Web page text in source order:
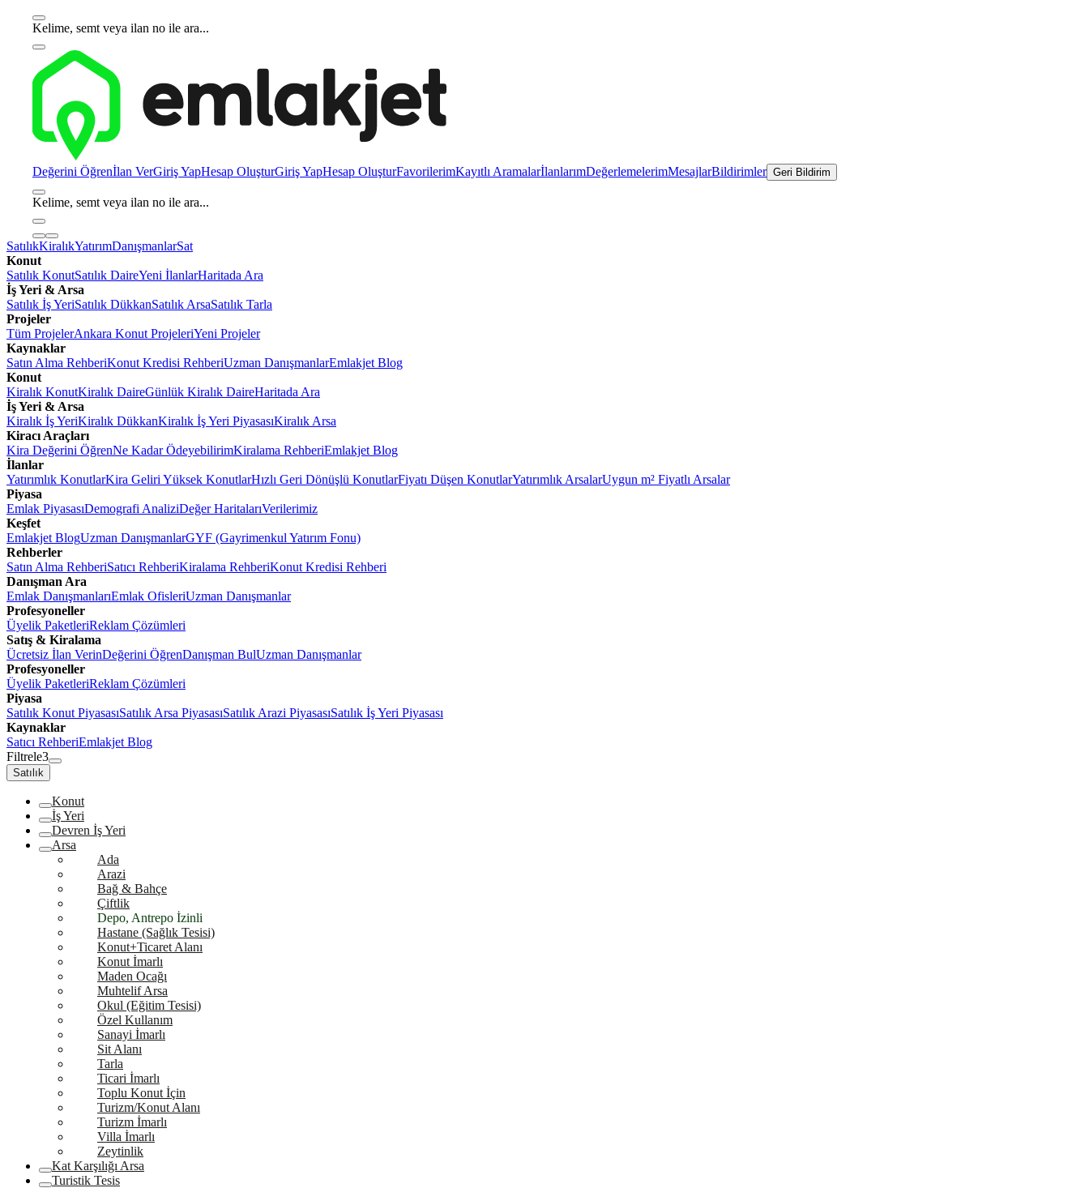
Kelime, semt veya ilan no ile ara...
Değerini Öğrenİlan VerGiriş YapHesap OluşturGiriş YapHesap OluşturFavorilerimKayıtlı AramalarİlanlarımDeğerlemelerimMesajlarBildirimler Geri Bildirim
Kelime, semt veya ilan no ile ara...
SatılıkKiralıkYatırımDanışmanlarSat
Konut
Satılık KonutSatılık DaireYeni İlanlarHaritada Ara
İş Yeri & Arsa
Satılık İş YeriSatılık DükkanSatılık ArsaSatılık Tarla
Projeler
Tüm ProjelerAnkara Konut ProjeleriYeni Projeler
Kaynaklar
Satın Alma RehberiKonut Kredisi RehberiUzman DanışmanlarEmlakjet Blog
Konut
Kiralık KonutKiralık DaireGünlük Kiralık DaireHaritada Ara
İş Yeri & Arsa
Kiralık İş YeriKiralık DükkanKiralık İş Yeri PiyasasıKiralık Arsa
Kiracı Araçları
Kira Değerini ÖğrenNe Kadar ÖdeyebilirimKiralama RehberiEmlakjet Blog
İlanlar
Yatırımlık KonutlarKira Geliri Yüksek KonutlarHızlı Geri Dönüşlü KonutlarFiyatı Düşen KonutlarYatırımlık ArsalarUygun m² Fiyatlı Arsalar
Piyasa
Emlak PiyasasıDemografi AnaliziDeğer HaritalarıVerilerimiz
Keşfet
Emlakjet BlogUzman DanışmanlarGYF (Gayrimenkul Yatırım Fonu)
Rehberler
Satın Alma RehberiSatıcı RehberiKiralama RehberiKonut Kredisi Rehberi
Danışman Ara
Emlak DanışmanlarıEmlak OfisleriUzman Danışmanlar
Profesyoneller
Üyelik PaketleriReklam Çözümleri
Satış & Kiralama
Ücretsiz İlan VerinDeğerini ÖğrenDanışman BulUzman Danışmanlar
Profesyoneller
Üyelik PaketleriReklam Çözümleri
Piyasa
Satılık Konut PiyasasıSatılık Arsa PiyasasıSatılık Arazi PiyasasıSatılık İş Yeri Piyasası
Kaynaklar
Satıcı RehberiEmlakjet Blog
Filtrele3
Satılık
Konut
İş Yeri
Devren İş Yeri
Arsa
Ada
Arazi
Bağ & Bahçe
Çiftlik
Depo, Antrepo İzinli
Hastane (Sağlık Tesisi)
Konut+Ticaret Alanı
Konut İmarlı
Maden Ocağı
Muhtelif Arsa
Okul (Eğitim Tesisi)
Özel Kullanım
Sanayi İmarlı
Sit Alanı
Tarla
Ticari İmarlı
Toplu Konut İçin
Turizm/Konut Alanı
Turizm İmarlı
Villa İmarlı
Zeytinlik
Kat Karşılığı Arsa
Turistik Tesis